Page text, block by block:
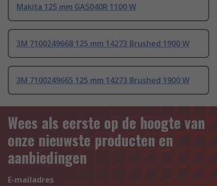
Makita 125 mm GA5040R 1100 W
3M 7100249668 125 mm 14273 Brushed 1900 W
3M 7100249665 125 mm 14273 Brushed 1900 W
Wees als eerste op de hoogte van
onze nieuwste producten en
aanbiedingen
E-mailadres